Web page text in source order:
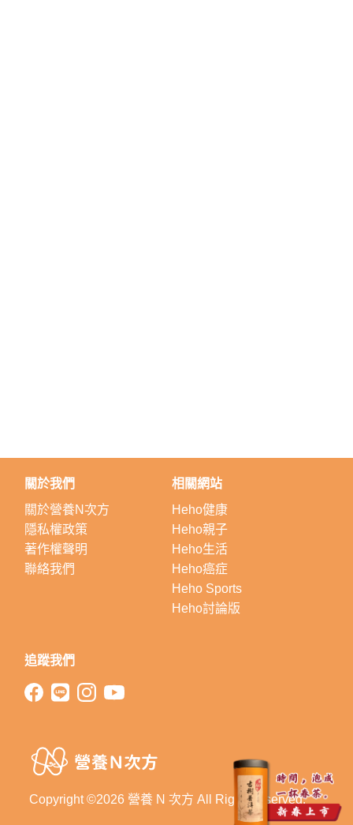
Copyright ©2026 營養 N 次方 All Right Reserved.
關於我們
關於營養N次方
隱私權政策
著作權聲明
聯絡我們
相關網站
Heho健康
Heho親子
Heho生活
Heho癌症
Heho Sports
Heho討論版
追蹤我們